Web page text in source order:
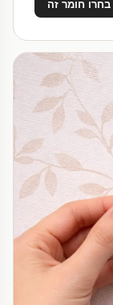
בחרו חומר זה